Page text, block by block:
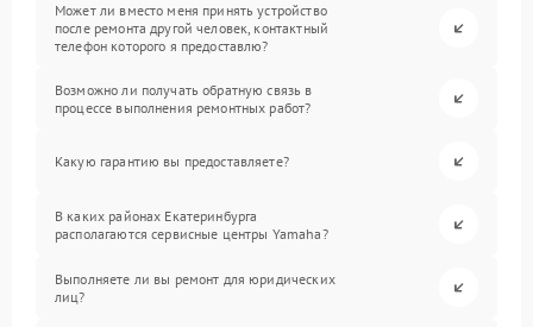
Может ли вместо меня принять устройство
после ремонта другой человек, контактный
телефон которого я предоставлю?
Возможно ли получать обратную связь в
процессе выполнения ремонтных работ?
Какую гарантию вы предоставляете?
В каких районах Екатеринбурга
располагаются сервисные центры Yamaha?
Выполняете ли вы ремонт для юридических
лиц?